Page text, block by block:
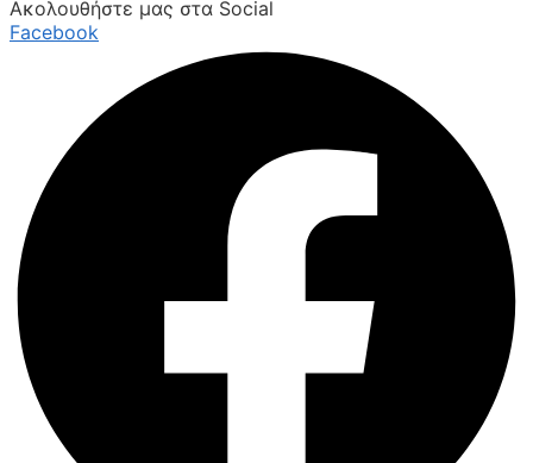
Ακολουθήστε μας στα Social
Facebook